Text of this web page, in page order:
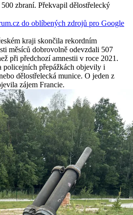
zbraní. Překvapil dělostřelecký
do oblíbených zdrojů pro Google
kraji skončila rekordním
měsíců dobrovolně odevzdali 507
při předchozí amnestii v roce 2021.
policejních přepážkách objevily i
dělostřelecká munice. O jeden z
zájem Francie.